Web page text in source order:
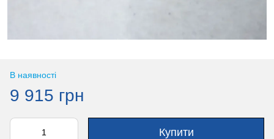
В наявності
9 915 грн
Купити